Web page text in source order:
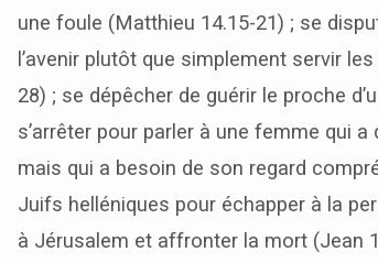
une foule (Matthieu 14.15-21) ; se
l’avenir plutôt que simplement servir
28) ; se dépêcher de guérir le proche
s’arrêter pour parler à une femme qui
mais qui a besoin de son regard
Juifs helléniques pour échapper à la
à Jérusalem et affronter la mort (Jean